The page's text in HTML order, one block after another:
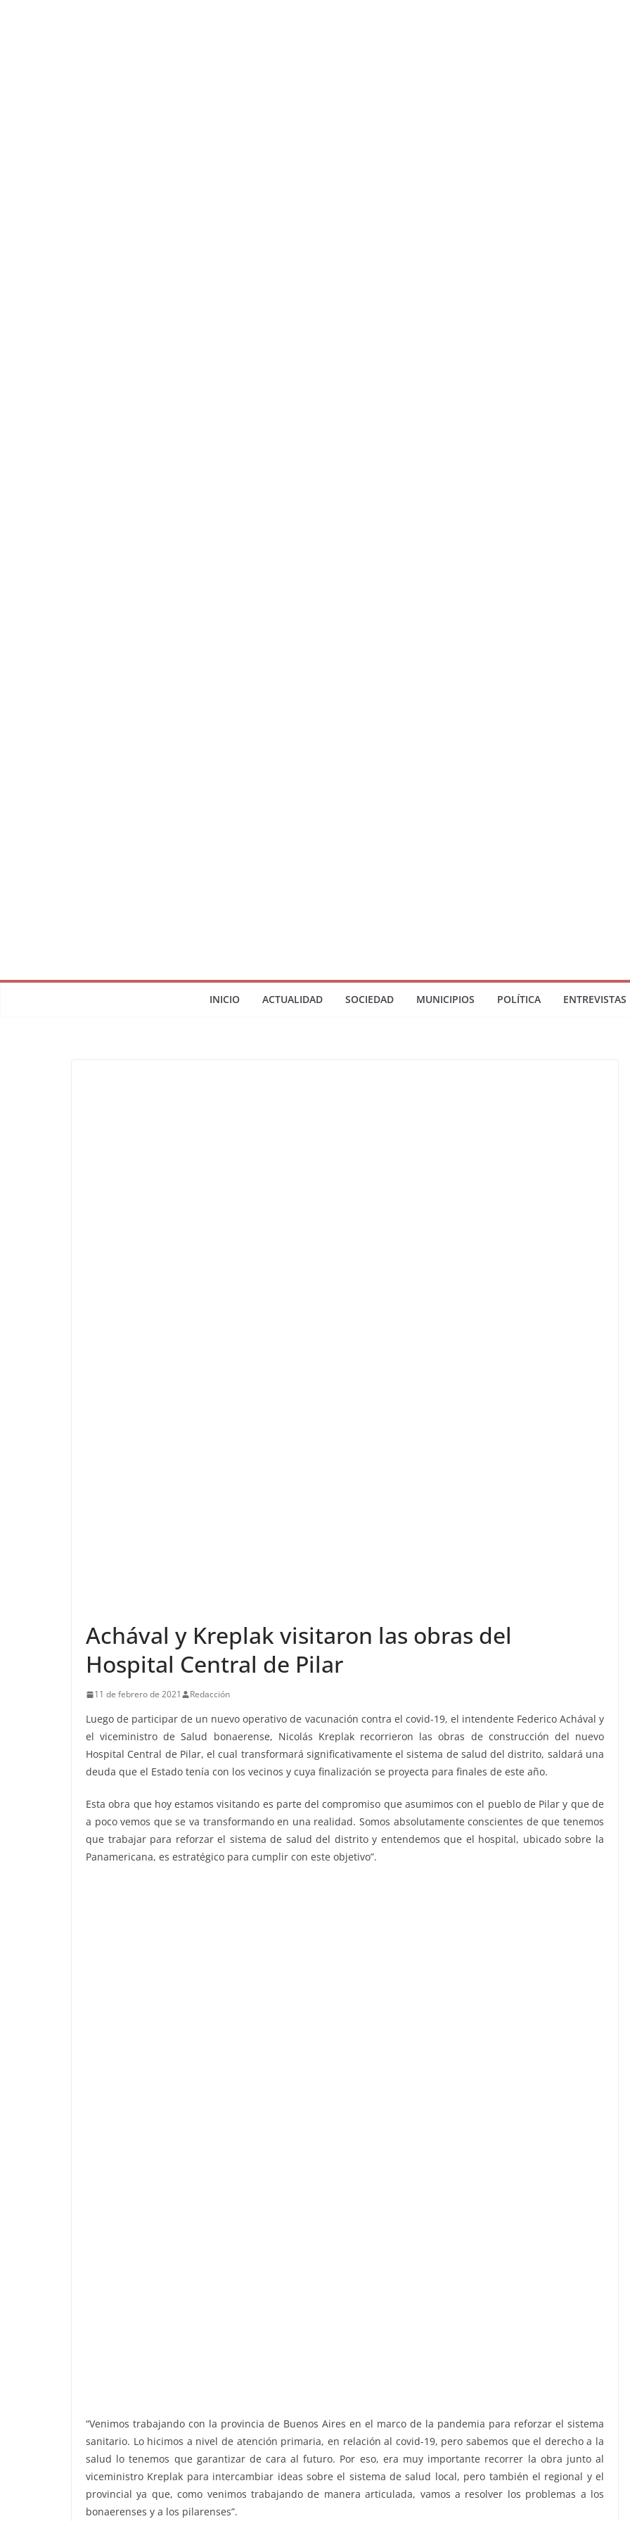
INICIO ACTUALIDAD SOCIEDAD MUNICIPIOS POLÍTICA ENTREVISTAS
Achával y Kreplak visitaron las obras del
Hospital Central de Pilar
11 de febrero de 2021 Redacción
Luego de participar de un nuevo operativo de vacunación contra el covid-19, el intendente Federico Achával y
el viceministro de Salud bonaerense, Nicolás Kreplak recorrieron las obras de construcción del nuevo
Hospital Central de Pilar, el cual transformará significativamente el sistema de salud del distrito, saldará una
deuda que el Estado tenía con los vecinos y cuya finalización se proyecta para finales de este año.
Esta obra que hoy estamos visitando es parte del compromiso que asumimos con el pueblo de Pilar y que de
a poco vemos que se va transformando en una realidad. Somos absolutamente conscientes de que tenemos
que trabajar para reforzar el sistema de salud del distrito y entendemos que el hospital, ubicado sobre la
Panamericana, es estratégico para cumplir con este objetivo”.
“Venimos trabajando con la provincia de Buenos Aires en el marco de la pandemia para reforzar el sistema
sanitario. Lo hicimos a nivel de atención primaria, en relación al covid-19, pero sabemos que el derecho a la
salud lo tenemos que garantizar de cara al futuro. Por eso, era muy importante recorrer la obra junto al
viceministro Kreplak para intercambiar ideas sobre el sistema de salud local, pero también el regional y el
provincial ya que, como venimos trabajando de manera articulada, vamos a resolver los problemas a los
bonaerenses y a los pilarenses”.